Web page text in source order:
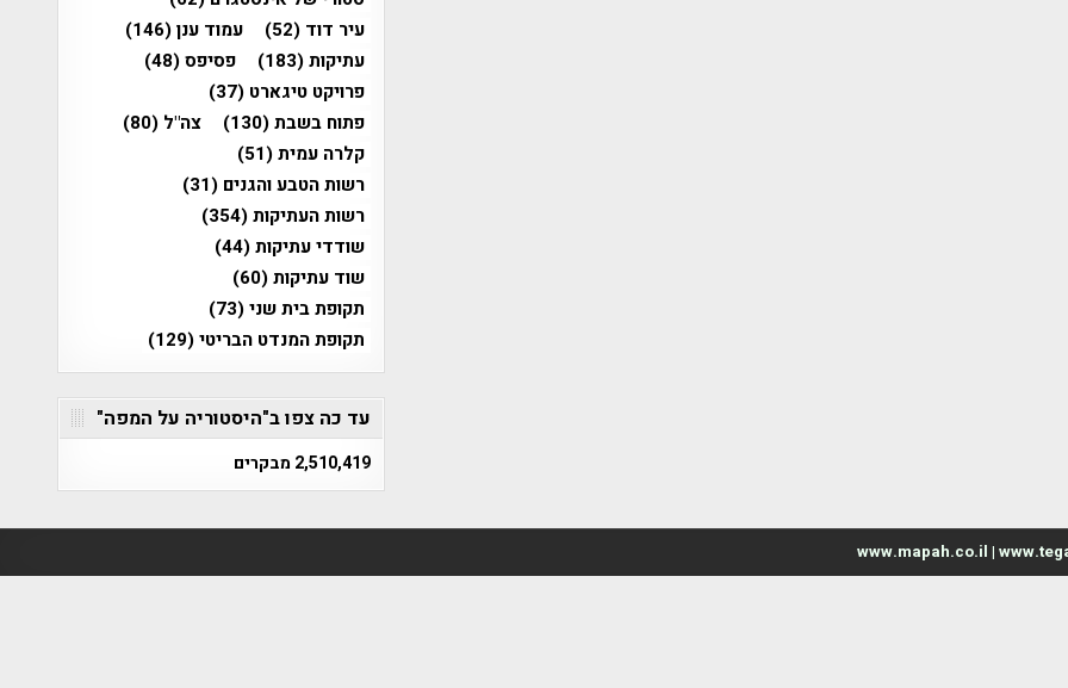
עיר דוד (52) עמוד ענן(146)
עתיקות(183) פסיפס(48)
פרויקט טיגארט (37)
פתוח בשבת(130) צה"ל (80)
קלרה עמית(51)
רשות הטבע והגנים (31)
רשות העתיקות(354)
שודדי עתיקות(44)
שוד עתיקות(60)
תקופת בית שני(73)
תקופת המנדט הבריטי(129)
עד כה צפו ב"היסטוריה על המפה"
2,510,419 מבקרים